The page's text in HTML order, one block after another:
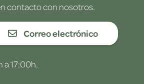
contacto con nosotros.
Correo electrónico
a 17:00h.